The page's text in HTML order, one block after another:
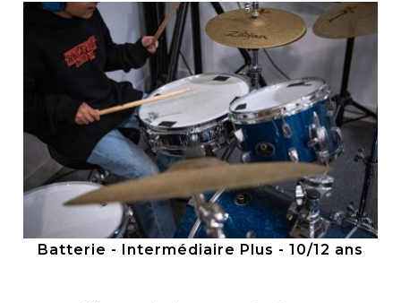
Batterie - Intermédiaire Plus - 10/12 ans